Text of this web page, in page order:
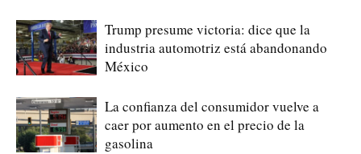
Trump presume victoria: dice que la
industria automotriz está abandonando
México
La confianza del consumidor vuelve a
caer por aumento en el precio de la
gasolina